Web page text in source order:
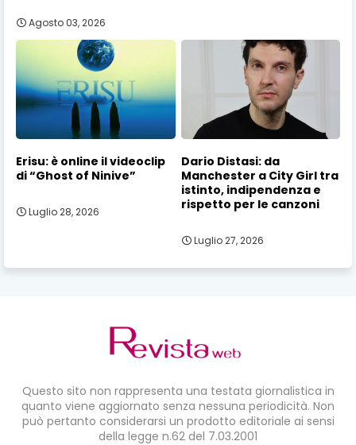
Agosto 03, 2026
Erisu: è online il videoclip
di “Ghost of Ninive”
Luglio 28, 2026
Dario Distasi: da
Manchester a City Girl tra
istinto, indipendenza e
rispetto per le canzoni
Luglio 27, 2026
Questo sito non rappresenta una testata giornalistica in
quanto viene aggiornato senza nessuna periodicità. Non
può pertanto considerarsi un prodotto editoriale ai sensi
della legge n.62 del 7.03.2001